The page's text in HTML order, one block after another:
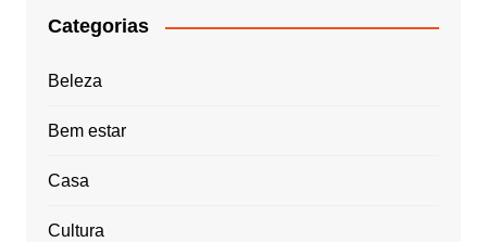
Categorias
Beleza
Bem estar
Casa
Cultura